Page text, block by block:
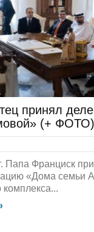
принял
(+ ФОТО)
Папа Франциск
«Дома семьи
комплекса...